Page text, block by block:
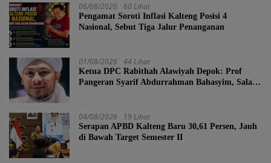
06/08/2026 60 Lihat
Pengamat Soroti Inflasi Kalteng Posisi 4
Nasional, Sebut Tiga Jalur Penanganan
01/08/2026 44 Lihat
Ketua DPC Rabithah Alawiyah Depok: Prof
Pangeran Syarif Abdurrahman Bahasyim, Salah
04/08/2026 19 Lihat
Serapan APBD Kalteng Baru 30,61 Persen, Jauh
di Bawah Target Semester II